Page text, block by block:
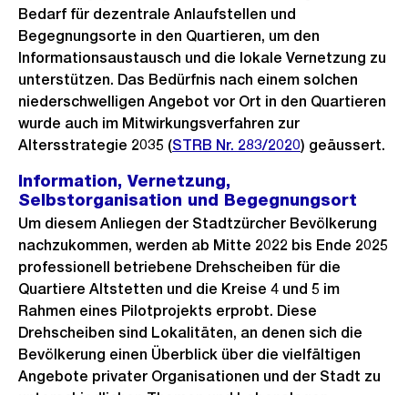
Bedarf für dezentrale Anlaufstellen und
Begegnungsorte in den Quartieren, um den
Informationsaustausch und die lokale Vernetzung zu
unterstützen. Das Bedürfnis nach einem solchen
niederschwelligen Angebot vor Ort in den Quartieren
wurde auch im Mitwirkungsverfahren zur
Altersstrategie 2035 (STRB Nr. 283/2020) geäussert.
Information, Vernetzung,
Selbstorganisation und Begegnungsort
Um diesem Anliegen der Stadtzürcher Bevölkerung
nachzukommen, werden ab Mitte 2022 bis Ende 2025
professionell betriebene Drehscheiben für die
Quartiere Altstetten und die Kreise 4 und 5 im
Rahmen eines Pilotprojekts erprobt. Diese
Drehscheiben sind Lokalitäten, an denen sich die
Bevölkerung einen Überblick über die vielfältigen
Angebote privater Organisationen und der Stadt zu